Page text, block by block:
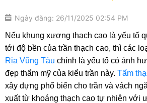
Ngày đăng: 26/11/2025 02:54 PM
Nếu khung xương thạch cao là yếu tố
tới độ bền của trần thạch cao, thì các
Rịa Vũng Tàu chính là yếu tố có ảnh
đẹp thẩm mỹ của kiểu trần này. Tấm
xây dựng phổ biến cho trần và vách
xuất từ khoáng thạch cao tự nhiên với